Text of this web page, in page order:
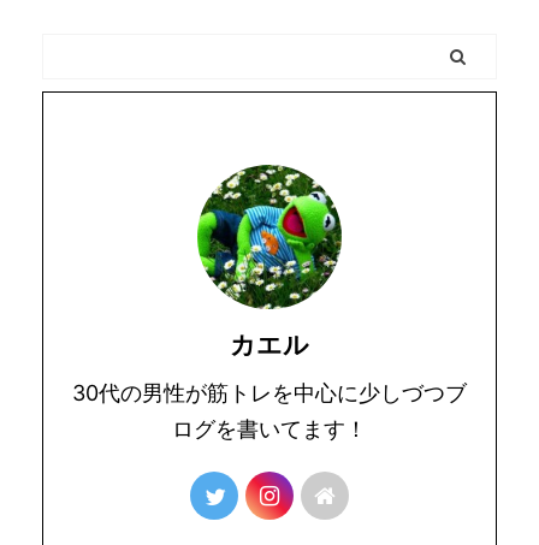
カエル
30代の男性が筋トレを中心に少しづつブ
ログを書いてます！